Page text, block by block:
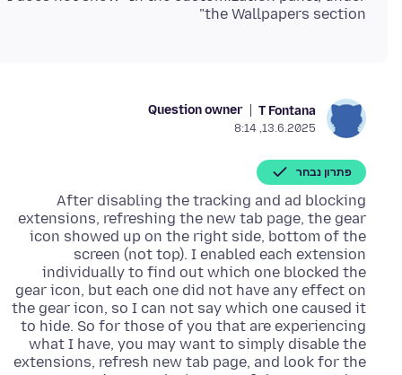
the Wallpapers section"
T Fontana
Question owner
13.6.2025, 8:14
פתרון נבחר
After disabling the tracking and ad blocking
extensions, refreshing the new tab page, the gear
icon showed up on the right side, bottom of the
screen (not top). I enabled each extension
individually to find out which one blocked the
gear icon, but each one did not have any effect on
the gear icon, so I can not say which one caused it
to hide. So for those of you that are experiencing
what I have, you may want to simply disable the
extensions, refresh new tab page, and look for the